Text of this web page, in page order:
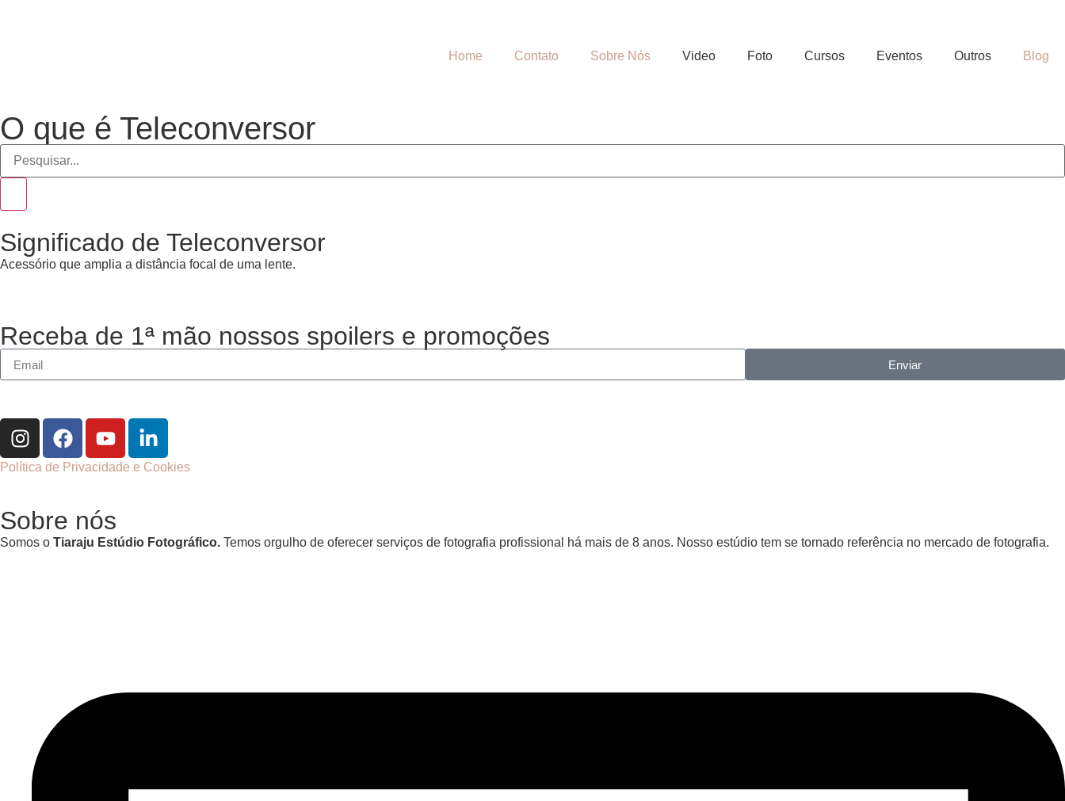
Home Contato Sobre Nós Video Foto Cursos Eventos Outros Blog
O que é Teleconversor
Significado de Teleconversor
Acessório que amplia a distância focal de uma lente.
Receba de 1ª mão nossos spoilers e promoções
Enviar
Política de Privacidade e Cookies
Sobre nós
Somos o Tiaraju Estúdio Fotográfico. Temos orgulho de oferecer serviços de fotografia profissional há mais de 8 anos. Nosso estúdio tem se tornado referência no mercado de fotografia.